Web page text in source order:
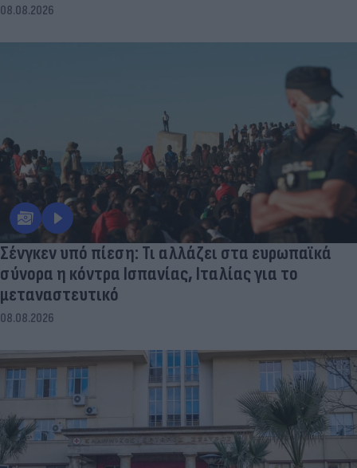
08.08.2026
Σένγκεν υπό πίεση: Τι αλλάζει στα ευρωπαϊκά
σύνορα η κόντρα Ισπανίας, Ιταλίας για το
μεταναστευτικό
08.08.2026